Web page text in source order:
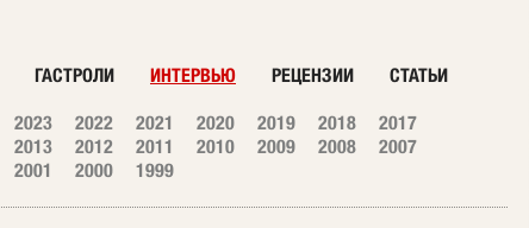
ГАСТРОЛИ ИНТЕРВЬЮ РЕЦЕНЗИИ СТАТЬИ
2023 2022 2021 2020 2019 2018
2017
2013 2012 2011 2010 2009 2008
2007
2001 2000 1999